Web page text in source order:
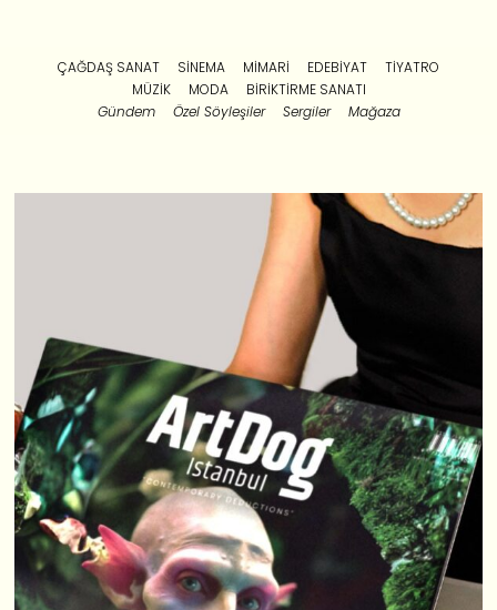
ÇAĞDAŞ SANAT SINEMA MIMARI EDEBIYAT
TIYATRO
MÜZIK
MODA
BIRIKTIRME SANATI
Gündem
Özel Söyleşiler Sergiler Mağaza